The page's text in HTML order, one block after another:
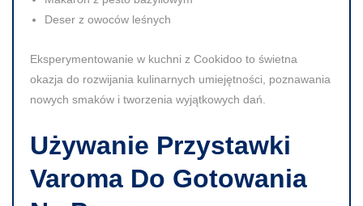
Deser z owoców leśnych
Eksperymentowanie w kuchni z Cookidoo to świetna
okazja do rozwijania kulinarnych umiejętności, poznawania
nowych smaków i tworzenia wyjątkowych dań.
Używanie Przystawki
Varoma Do Gotowania